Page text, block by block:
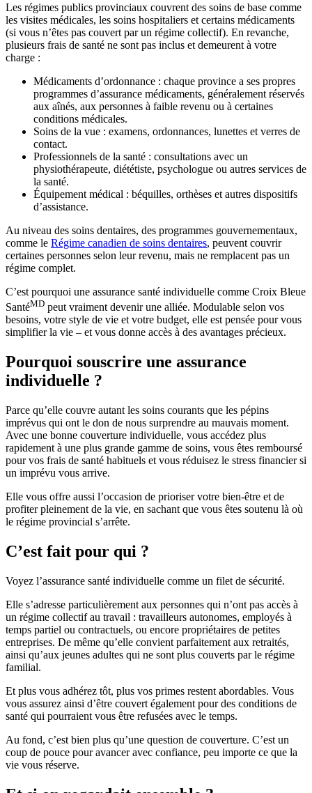
Les régimes publics provinciaux couvrent des soins de base comme
les visites médicales, les soins hospitaliers et certains médicaments
(si vous n’êtes pas couvert par un régime collectif). En revanche,
plusieurs frais de santé ne sont pas inclus et demeurent à votre
charge :
Médicaments d’ordonnance : chaque province a ses propres
programmes d’assurance médicaments, généralement réservés
aux aînés, aux personnes à faible revenu ou à certaines
conditions médicales.
Soins de la vue : examens, ordonnances, lunettes et verres de
contact.
Professionnels de la santé : consultations avec un
physiothérapeute, diététiste, psychologue ou autres services de
la santé.
Équipement médical : béquilles, orthèses et autres dispositifs
d’assistance.
Au niveau des soins dentaires, des programmes gouvernementaux,
comme le Régime canadien de soins dentaires, peuvent couvrir
certaines personnes selon leur revenu, mais ne remplacent pas un
régime complet.
C’est pourquoi une assurance santé individuelle comme Croix Bleue
SantéMD peut vraiment devenir une alliée. Modulable selon vos
besoins, votre style de vie et votre budget, elle est pensée pour vous
simplifier la vie – et vous donne accès à des avantages précieux.
Pourquoi souscrire une assurance
individuelle ?
Parce qu’elle couvre autant les soins courants que les pépins
imprévus qui ont le don de nous surprendre au mauvais moment.
Avec une bonne couverture individuelle, vous accédez plus
rapidement à une plus grande gamme de soins, vous êtes remboursé
pour vos frais de santé habituels et vous réduisez le stress financier si
un imprévu vous arrive.
Elle vous offre aussi l’occasion de prioriser votre bien-être et de
profiter pleinement de la vie, en sachant que vous êtes soutenu là où
le régime provincial s’arrête.
C’est fait pour qui ?
Voyez l’assurance santé individuelle comme un filet de sécurité.
Elle s’adresse particulièrement aux personnes qui n’ont pas accès à
un régime collectif au travail : travailleurs autonomes, employés à
temps partiel ou contractuels, ou encore propriétaires de petites
entreprises. De même qu’elle convient parfaitement aux retraités,
ainsi qu’aux jeunes adultes qui ne sont plus couverts par le régime
familial.
Et plus vous adhérez tôt, plus vos primes restent abordables. Vous
vous assurez ainsi d’être couvert également pour des conditions de
santé qui pourraient vous être refusées avec le temps.
Au fond, c’est bien plus qu’une question de couverture. C’est un
coup de pouce pour avancer avec confiance, peu importe ce que la
vie vous réserve.